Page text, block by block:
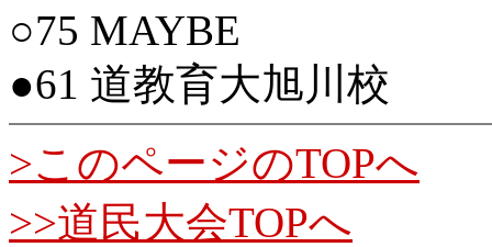
○75 MAYBE
●61 道教育大旭川校
>このページのTOPへ
>>道民大会TOPへ